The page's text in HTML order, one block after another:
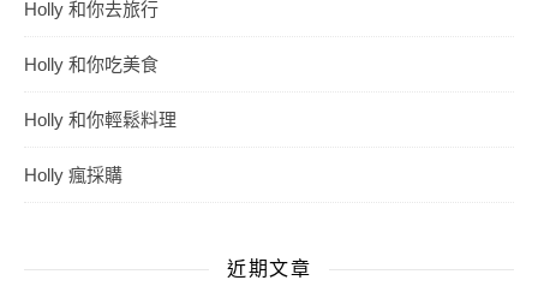
Holly 和你去旅行
Holly 和你吃美食
Holly 和你輕鬆料理
Holly 瘋採購
近期文章